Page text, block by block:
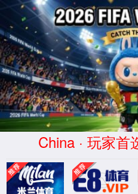
蜂鸟电竞比分网 -
事数据与专业分析
WTS-WAF拦截详
出现该页面的原因:
1.你的请求是黑客攻击
2.你的请求合法但触发了安全规